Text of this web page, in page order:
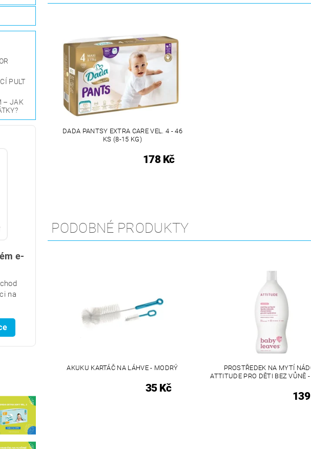
PULT
– JAK
e-
na
DADA PANTSY EXTRA CARE VEL. 4 - 46
KS (8-15 KG)
178 Kč
PODOBNÉ PRODUKTY
AKUKU KARTÁČ NA LÁHVE - MODRÝ
35 Kč
PROSTŘEDEK NA MYTÍ
ATTITUDE PRO DĚTI BEZ VŮNĚ